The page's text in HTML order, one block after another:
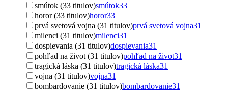
smútok (33 titulov)smútok33
horor (33 titulov)horor33
prvá svetová vojna (31 titulov)prvá svetová vojna31
milenci (31 titulov)milenci31
dospievania (31 titulov)dospievania31
pohľad na život (31 titulov)pohľad na život31
tragická láska (31 titulov)tragická láska31
vojna (31 titulov)vojna31
bombardovanie (31 titulov)bombardovanie31